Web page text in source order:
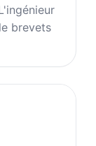
brevets